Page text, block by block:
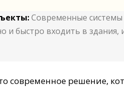
Современные системы
быстро входить в здания,
современное решение,